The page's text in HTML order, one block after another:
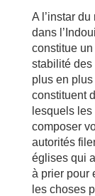
A l’instar
dans
constitue
stabilité des
plus en
constituent
lesquels
composer
autorités
églises qui
à prier pour
les choses